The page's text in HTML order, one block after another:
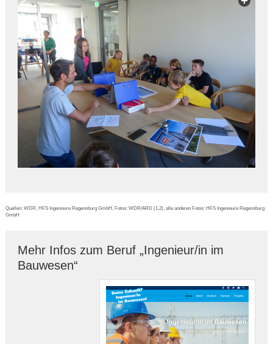
Quellen: WDR, HFS Ingenieure Regensburg GmbH, Fotos: WDR/ARD (1,2), alle anderen Fotos: HFS Ingenieure Regensburg
GmbH
Mehr Infos zum Beruf „Ingenieur/in im
Bauwesen“